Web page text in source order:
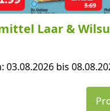
Laar &
03.08.2026 bis